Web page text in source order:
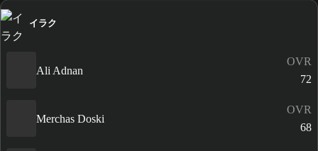
イラク
Ali Adnan
OVR
72
Merchas Doski
OVR
68